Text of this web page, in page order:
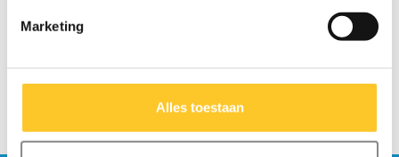
Marketing
Alles toestaan